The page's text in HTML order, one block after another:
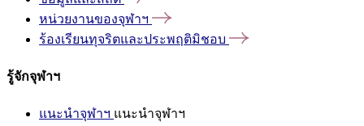
หน่วยงานของจุฬาฯ
ร้องเรียนทุจริตและประพฤติมิชอบ
รู้จักจุฬาฯ
แนะนำจุฬาฯ แนะนำจุฬาฯ